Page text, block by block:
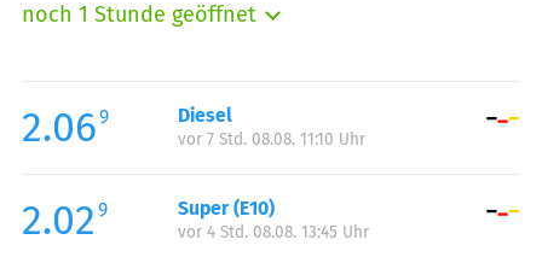
noch 1 Stunde geöffnet
Mittwoch:
05:00-22:00
Donnerstag:
Samstag:
06:00-22:00
Sonntag:
2.069 Diesel
vor 7 Std. 08.08. 11:10 Uhr
2.02 9 Super (E10)
vor 4 Std. 08.08. 13:45 Uhr